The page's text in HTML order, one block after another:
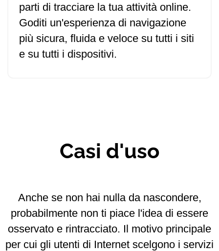
parti di tracciare la tua attività online.
Goditi un'esperienza di navigazione
più sicura, fluida e veloce su tutti i siti
e su tutti i dispositivi.
Casi d'uso
Anche se non hai nulla da nascondere,
probabilmente non ti piace l'idea di essere
osservato e rintracciato. Il motivo principale
per cui gli utenti di Internet scelgono i servizi